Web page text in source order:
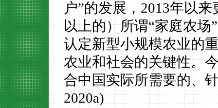
户”的发展，2013年以
以上的）所谓“家庭农场
认定新型小规模农业的
农业和社会的关键性。
合中国实际所需要的、
2020a)